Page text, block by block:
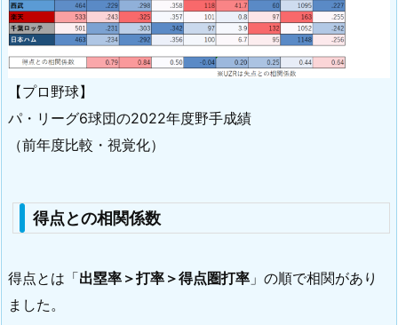
【プロ野球】
パ・リーグ6球団の2022年度野手成績
（前年度比較・視覚化）
得点との相関係数
得点とは「出塁率 ＞打率 ＞得点圏打率 」の順で相関があり
ました。